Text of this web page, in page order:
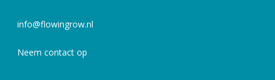
info@flowingrow.nl
Neem contact op